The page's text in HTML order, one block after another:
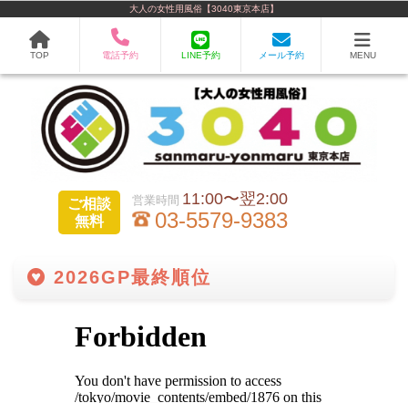
大人の女性用風俗【3040東京本店】
TOP 電話予約 LINE予約 メール予約 MENU
ご相談
無料
11:00〜翌2:00
03-5579-9383
2026GP最終順位